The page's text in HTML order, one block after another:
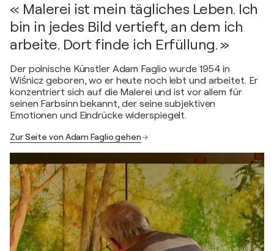
« Malerei ist mein tägliches Leben. Ich
bin in jedes Bild vertieft, an dem ich
arbeite. Dort finde ich Erfüllung. »
Der polnische Künstler Adam Faglio wurde 1954 in
Wiśnicz geboren, wo er heute noch lebt und arbeitet. Er
konzentriert sich auf die Malerei und ist vor allem für
seinen Farbsinn bekannt, der seine subjektiven
Emotionen und Eindrücke widerspiegelt.
Zur Seite von Adam Faglio gehen